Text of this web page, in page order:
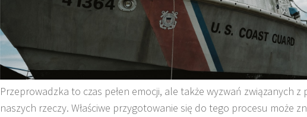
Przeprowadzka to czas pełen emocji, ale także wyzwań związanych z
naszych rzeczy. Właściwe przygotowanie się do tego procesu może